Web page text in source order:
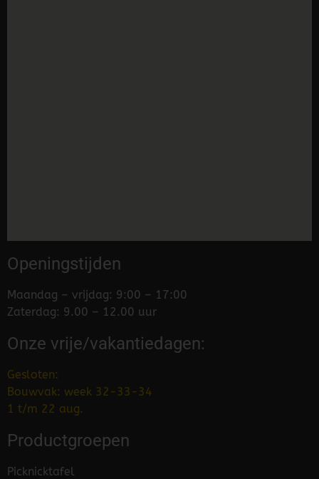
Openingstijden
Maandag – vrijdag: 9:00 – 17:00
Zaterdag: 9.00 – 12.00 uur
Onze vrije/vakantiedagen:
Gesloten:
Bouwvak: week 32-33-34
1 t/m 22 aug.
Productgroepen
Picknicktafel